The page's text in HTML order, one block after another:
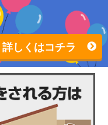
詳しくはコチラ